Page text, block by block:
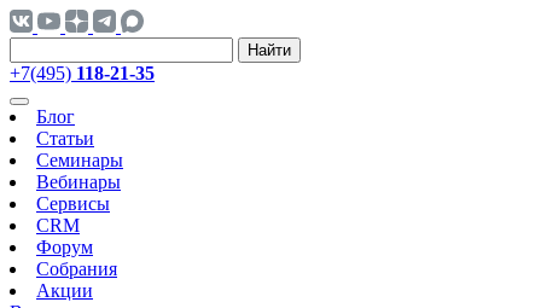
Найти
+7(495) 118-21-35
Блог
Статьи
Семинары
Вебинары
Сервисы
CRM
Форум
Собрания
Акции